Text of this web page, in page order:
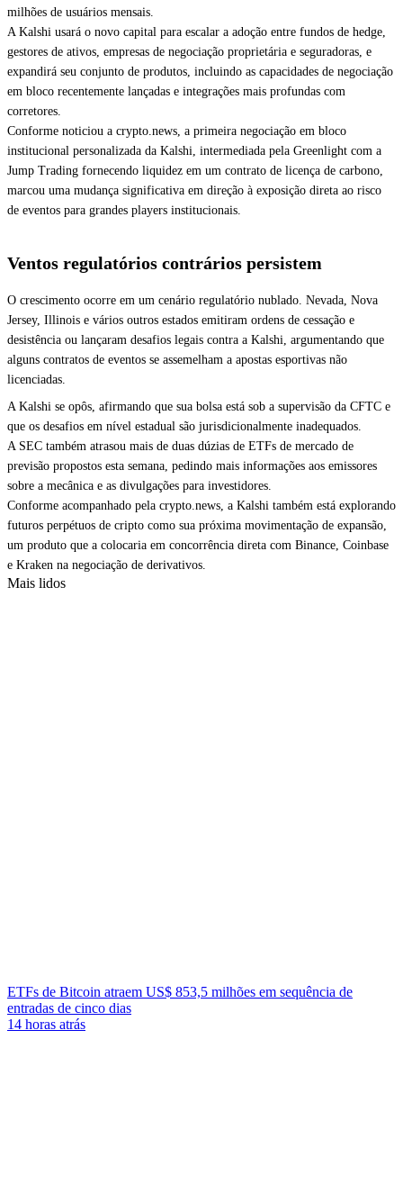
milhões de usuários mensais.
A Kalshi usará o novo capital para escalar a adoção entre fundos de hedge,
gestores de ativos, empresas de negociação proprietária e seguradoras, e
expandirá seu conjunto de produtos, incluindo as capacidades de negociação
em bloco recentemente lançadas e integrações mais profundas com
corretores.
Conforme noticiou a crypto.news, a primeira negociação em bloco
institucional personalizada da Kalshi, intermediada pela Greenlight com a
Jump Trading fornecendo liquidez em um contrato de licença de carbono,
marcou uma mudança significativa em direção à exposição direta ao risco
de eventos para grandes players institucionais.
Ventos regulatórios contrários persistem
O crescimento ocorre em um cenário regulatório nublado. Nevada, Nova
Jersey, Illinois e vários outros estados emitiram ordens de cessação e
desistência ou lançaram desafios legais contra a Kalshi, argumentando que
alguns contratos de eventos se assemelham a apostas esportivas não
licenciadas.
A Kalshi se opôs, afirmando que sua bolsa está sob a supervisão da CFTC e
que os desafios em nível estadual são jurisdicionalmente inadequados.
A SEC também atrasou mais de duas dúzias de ETFs de mercado de
previsão propostos esta semana, pedindo mais informações aos emissores
sobre a mecânica e as divulgações para investidores.
Conforme acompanhado pela crypto.news, a Kalshi também está explorando
futuros perpétuos de cripto como sua próxima movimentação de expansão,
um produto que a colocaria em concorrência direta com Binance, Coinbase
e Kraken na negociação de derivativos.
Mais lidos
ETFs de Bitcoin atraem US$ 853,5 milhões em sequência de
entradas de cinco dias
14 horas atrás